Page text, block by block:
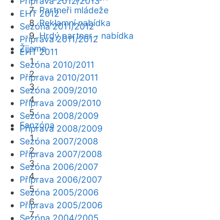
Partneři mládeže
Reklamní nabídka
Hrdý partner - nabídka
Žijeme
Fanzóna
EHT 2012
Sezóna 2011/2012
Příprava 2011/2012
EHT 2011
Sezóna 2010/2011
Příprava 2010/2011
Sezóna 2009/2010
Příprava 2009/2010
Sezóna 2008/2009
Příprava 2008/2009
Sezóna 2007/2008
Příprava 2007/2008
Sezóna 2006/2007
Příprava 2006/2007
Sezóna 2005/2006
Příprava 2005/2006
Sezóna 2004/2005